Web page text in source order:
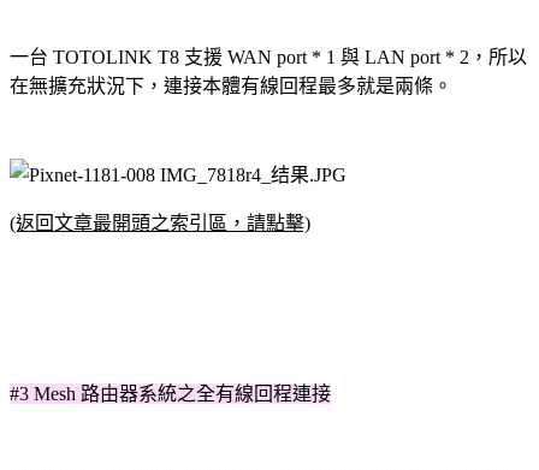
一台 TOTOLINK T8 支援 WAN port * 1 與 LAN port * 2，所以
在無擴充狀況下，連接本體有線回程最多就是兩條。
(返回文章最開頭之索引區，請點擊)
#3 Mesh 路由器系統之全有線回程連接